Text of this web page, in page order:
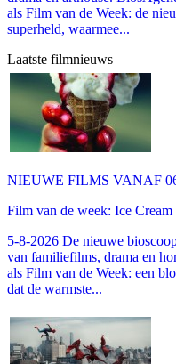
als Film van de Week: de
superheld, waarmee...
Laatste filmnieuws
NIEUWE FILMS VANAF
Film van de week: Ice Cream
5-8-2026 De nieuwe
van familiefilms, drama en
als Film van de Week: een
dat de warmste...